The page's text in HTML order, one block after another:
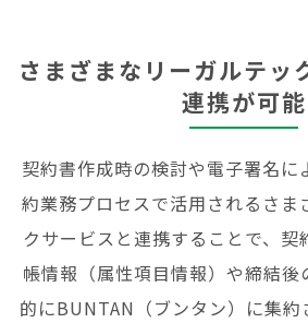
さまざまなリーガルテッ
連携が可能
契約書作成時の検討や電子署名に
約業務プロセスで活用されるさま
クサービスと連携することで、契
帳情報（属性項目情報）や締結後
的にBUNTAN（ブンタン）に集約